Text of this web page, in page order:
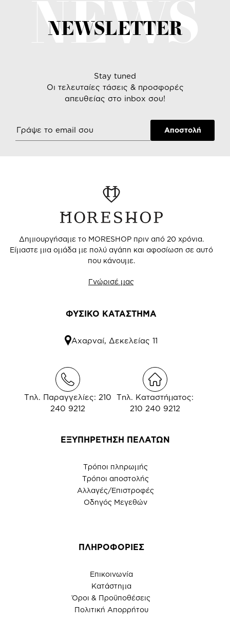
NEWS
NEWSLETTER
Stay tuned
Οι τελευταίες τάσεις & προσφορές
απευθείας στο inbox σου!
Δημιουργήσαμε το MORESHOP πριν από 20 χρόνια.
Είμαστε μια ομάδα με πολύ αγάπη και αφοσίωση σε αυτό
που κάνουμε.
Γνώρισέ μας
ΦΥΣΙΚΟ ΚΑΤΑΣΤΗΜΑ
Αχαρναί, Δεκελείας 11
Τηλ. Παραγγελίες: 210
240 9212
Τηλ. Καταστήματος:
210 240 9212
ΕΞΥΠΗΡΕΤΗΣΗ ΠΕΛΑΤΩΝ
Τρόποι πληρωμής
Τρόποι αποστολής
Αλλαγές/Επιστροφές
Οδηγός Μεγεθών
ΠΛΗΡΟΦΟΡΙΕΣ
Επικοινωνία
Κατάστημα
Όροι & Προϋποθέσεις
Πολιτική Απορρήτου